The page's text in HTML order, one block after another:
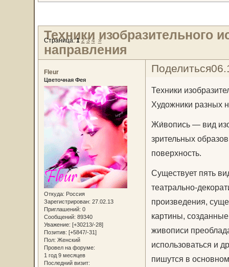
Техники изобразительного
направления
Страница:1 2 3 4 »
Поделиться
Fleur
Цветочная Фея
Откуда: Россия
Зарегистрирован: 27.02.13
Приглашений: 0
Сообщений: 89340
Уважение: [+30213/-28]
Позитив: [+5847/-31]
Пол: Женский
Провел на форуме:
1 год 9 месяцев
Последний визит:
Техники
Художники разных
Жи́вопись — вид
зрительных
поверхность.
Существует пять
театрально-
произведения,
картины,
живописи
использоваться и
пишутся в